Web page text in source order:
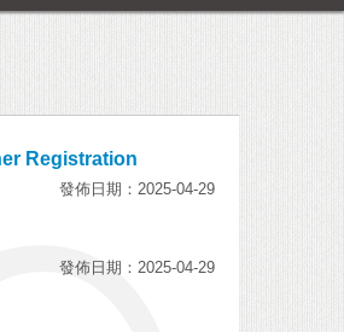
Registration
發佈日期：2025-04-29
發佈日期：2025-04-29